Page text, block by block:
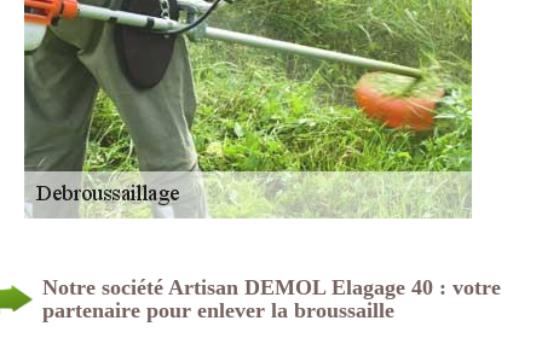
Notre société Artisan DEMOL Elagage 40 : votre
partenaire pour enlever la broussaille